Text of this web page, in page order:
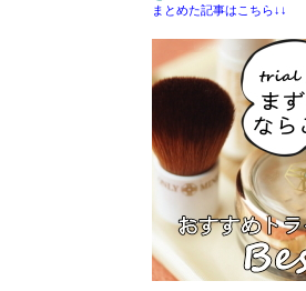
まとめた記事はこちら↓↓